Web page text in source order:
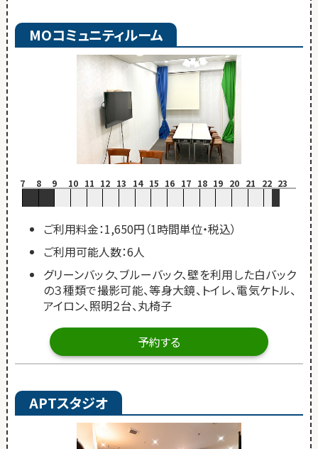
MOコミュニティルーム
7 8 9 10 11 12 13 14 15 16 17 18 19 20 21 22 23
ご利用料金：1,650円（1時間単位・税込）
ご利用可能人数：6人
グリーンバック、ブルーバック、壁を利用した白バック
の３種類で撮影可能、等身大鏡、トイレ、電気ケトル、
アイロン、照明２台、丸椅子
予約する
APTスタジオ